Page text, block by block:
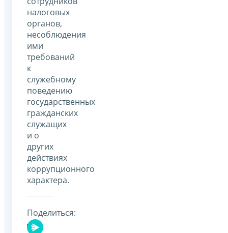
налоговых
органов,
несоблюдения
ими
требований
к
служебному
поведению
государственных
гражданских
служащих
и о
других
действиях
коррупционного
характера.
Поделиться: